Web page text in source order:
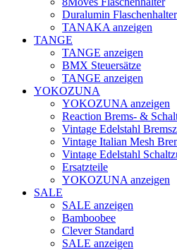
Duralumin Flaschenhalter
TANAKA anzeigen
TANGE
TANGE anzeigen
BMX Steuersätze
TANGE anzeigen
YOKOZUNA
YOKOZUNA anzeigen
Reaction Brems- &
Vintage Edelstahl
Vintage Italian Mesh
Vintage Edelstahl
Ersatzteile
YOKOZUNA anzeigen
SALE
SALE anzeigen
Bamboobee
Clever Standard
SALE anzeigen